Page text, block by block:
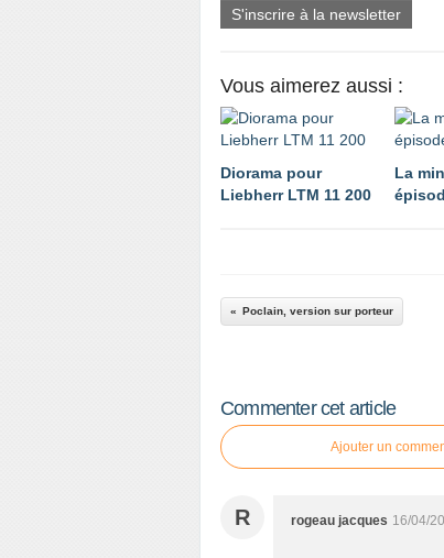
S'inscrire à la newsletter
Vous aimerez aussi :
Diorama pour
Liebherr LTM 11 200
La
Poclain, version sur porteur
Commenter cet article
Ajouter un
R rogeau jacques 16/04/